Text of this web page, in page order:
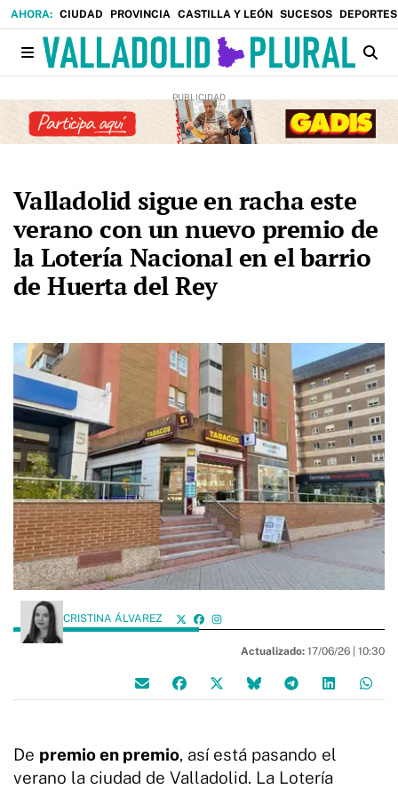
CIUDAD PROVINCIA CASTILLA Y LEÓN SUCESOS DEPORTES
Valladolid sigue en racha este
verano con un nuevo premio de
la Lotería Nacional en el barrio
de Huerta del Rey
CRISTINA ÁLVAREZ
Actualizado: 17/06/26 | 10:30
De premio en premio, así está pasando el
verano la ciudad de Valladolid. La Lotería